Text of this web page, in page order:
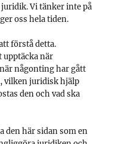
Vi tänker inte på
oss hela tiden.
förstå detta.
upptäcka när
någonting har gått
vilken juridisk hjälp
den och vad ska
den här sidan som en